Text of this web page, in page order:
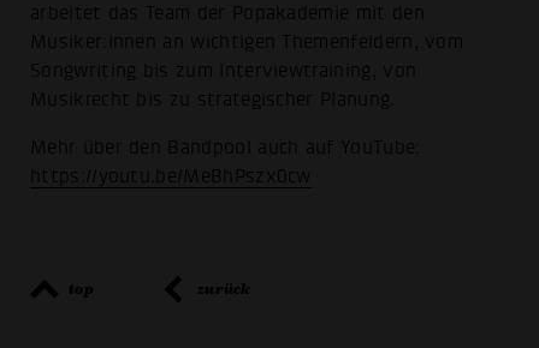
arbeitet das Team der Popakademie mit den
Musiker:innen an wichtigen Themenfeldern, vom
Songwriting bis zum Interviewtraining, von
Musikrecht bis zu strategischer Planung.
Mehr über den Bandpool auch auf YouTube:
https://youtu.be/MeBhPszx0cw
top zurück